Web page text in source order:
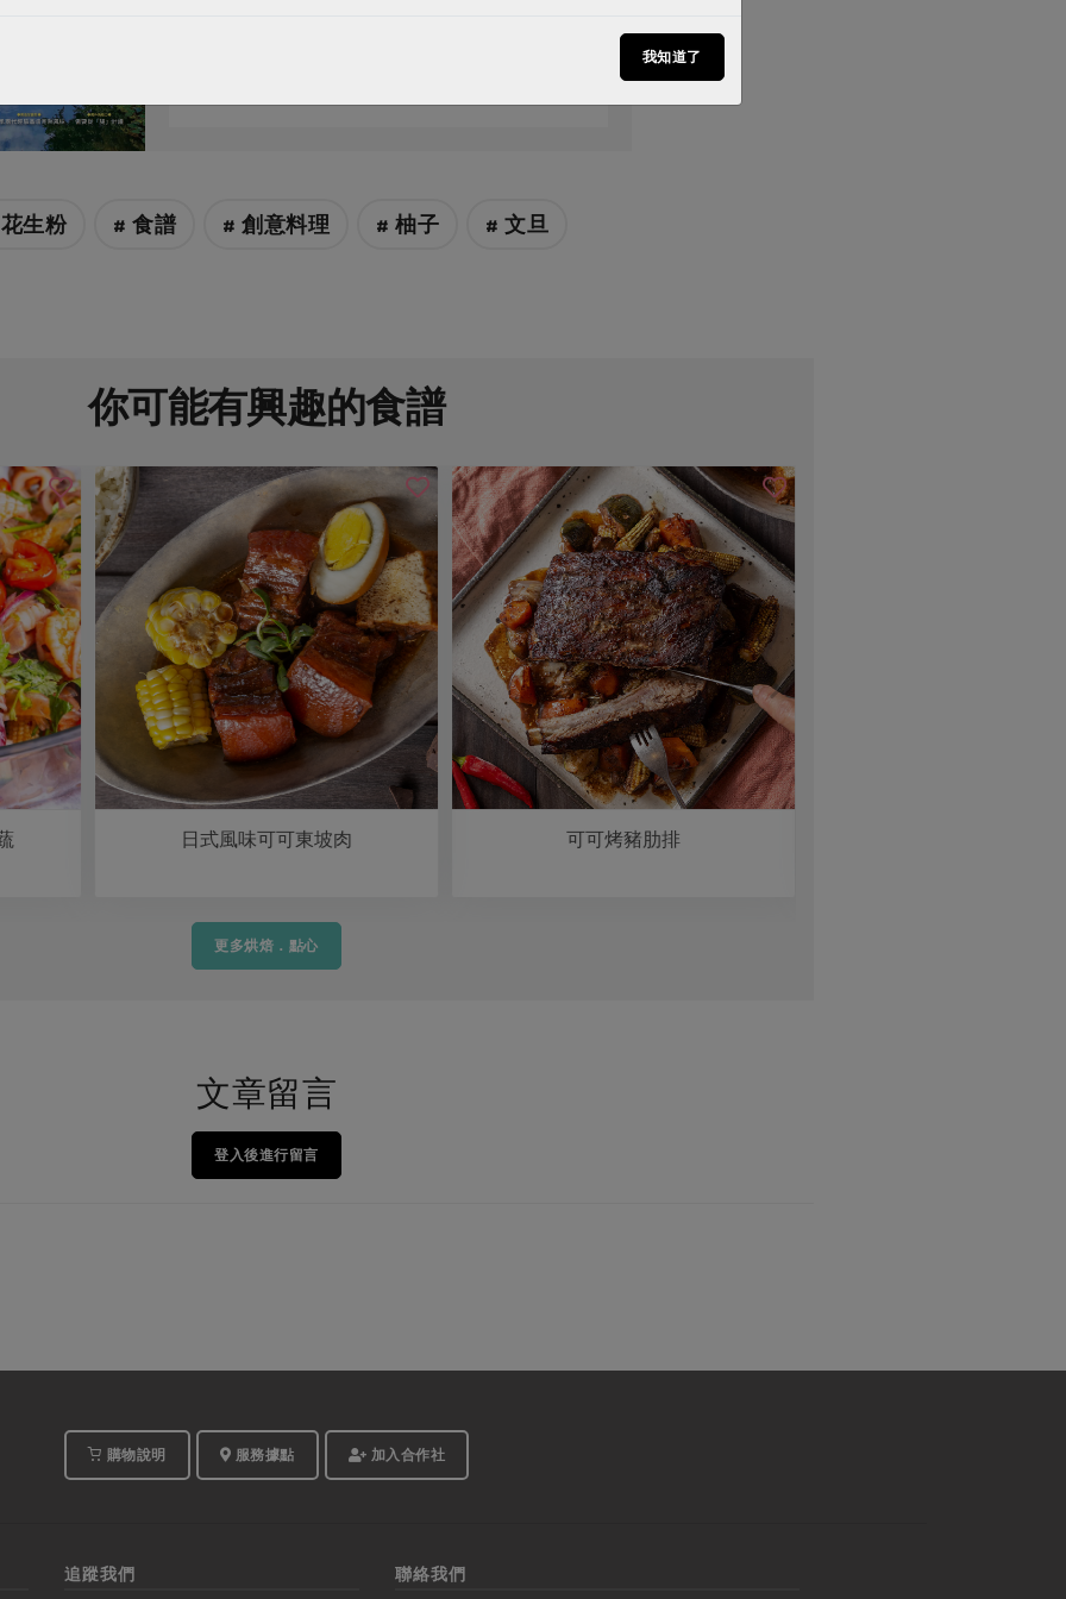
生粉 # 食譜 # 創意料理 # 柚子 # 文旦
你可能有興趣的食譜
日式風味可可東坡肉 可可烤豬肋排
更多烘焙．點心
文章留言
登入後進行留言
購物說明 服務據點 加入合作社
追蹤我們 聯絡我們
我知道了